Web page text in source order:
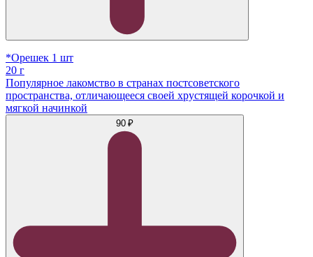
*Орешек 1 шт
20 г
Популярное лакомство в странах постсоветского
пространства, отличающееся своей хрустящей корочкой и
мягкой начинкой
90 ₽